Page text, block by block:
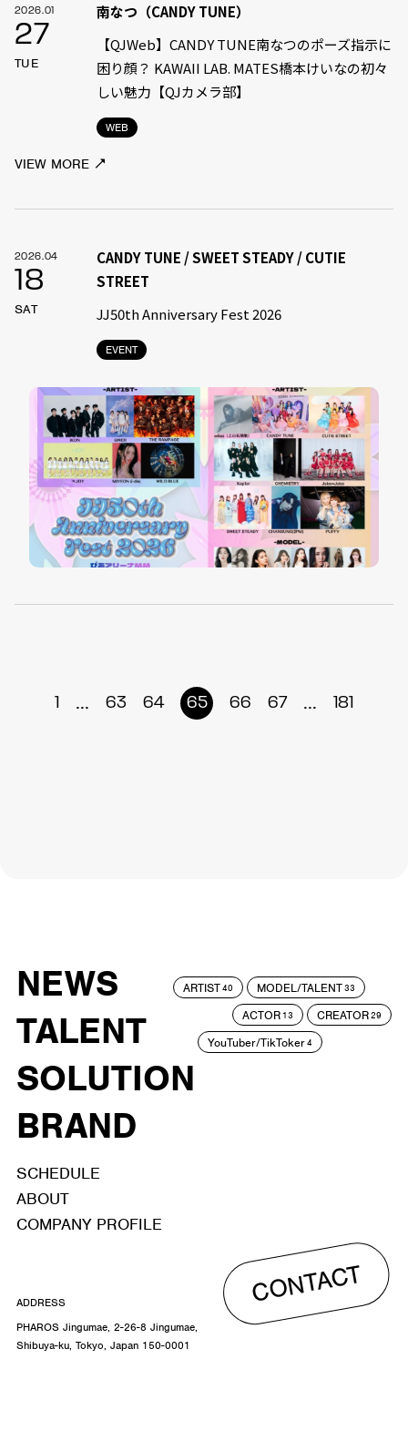
2026.01
27
TUE
WEB
南なつ（CANDY TUNE）
【QJWeb】CANDY TUNE南なつのポーズ指示に
困り顔？ KAWAII LAB. MATES橋本けいなの初々
しい魅力【QJカメラ部】
VIEW MORE
2026.04
18
SAT
EVENT
CANDY TUNE / SWEET STEADY / CUTIE
STREET
JJ50th Anniversary Fest 2026
1 ... 63 64 65 66 67 ... 181
NEWS
TALENT
SOLUTION
BRAND
ARTIST40 MODEL/TALENT33
ACTOR 13 CREATOR29
YouTuber/TikToker4
SCHEDULE
ABOUT
COMPANY PROFILE
CONTACT
ADDRESS
PHAROS Jingumae, 2-26-8 Jingumae,
Shibuya-ku, Tokyo, Japan 150-0001